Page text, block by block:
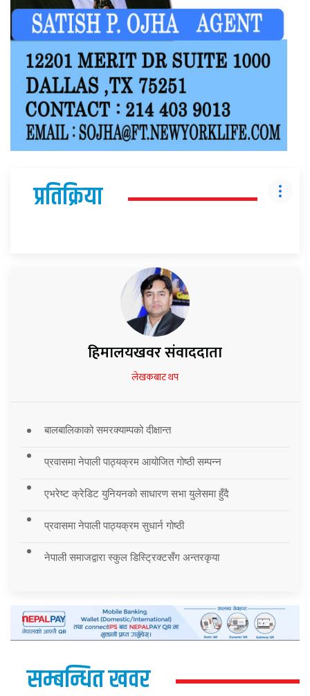
प्रतिक्रिया
हिमालयखवर संवाददाता
लेखकबाट थप
बालबालिकाको समरक्याम्पको दीक्षान्त
प्रवासमा नेपाली पाठ्यक्रम आयोजित गोष्ठी सम्पन्न
एभरेष्ट क्रेडिट युनियनको साधारण सभा युलेसमा हुँदै
प्रवासमा नेपाली पाठ्यक्रम सुधार्न गोष्ठी
नेपाली समाजद्वारा स्कुल डिस्ट्रिक्टसँग अन्तरकृया
सम्बन्धित खवर